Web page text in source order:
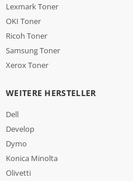
Lexmark Toner
OKI Toner
Ricoh Toner
Samsung Toner
Xerox Toner
WEITERE HERSTELLER
Dell
Develop
Dymo
Konica Minolta
Olivetti